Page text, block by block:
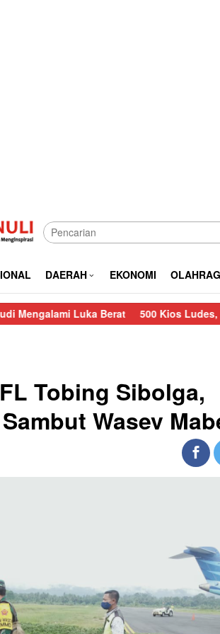
DAERAH EKONOMI
Berat 500 Kios Ludes, Polres
Tobing Sibolga,
Wasev